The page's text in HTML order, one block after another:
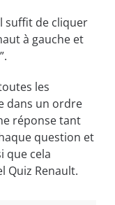
suffit de cliquer
à gauche et
les
dans un ordre
réponse tant
question et
que cela
Quiz Renault.